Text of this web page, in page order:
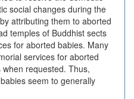
social changes during the
attributing them to aborted
temples of Buddhist sects
for aborted babies. Many
services for aborted
requested. Thus,
seem to generally